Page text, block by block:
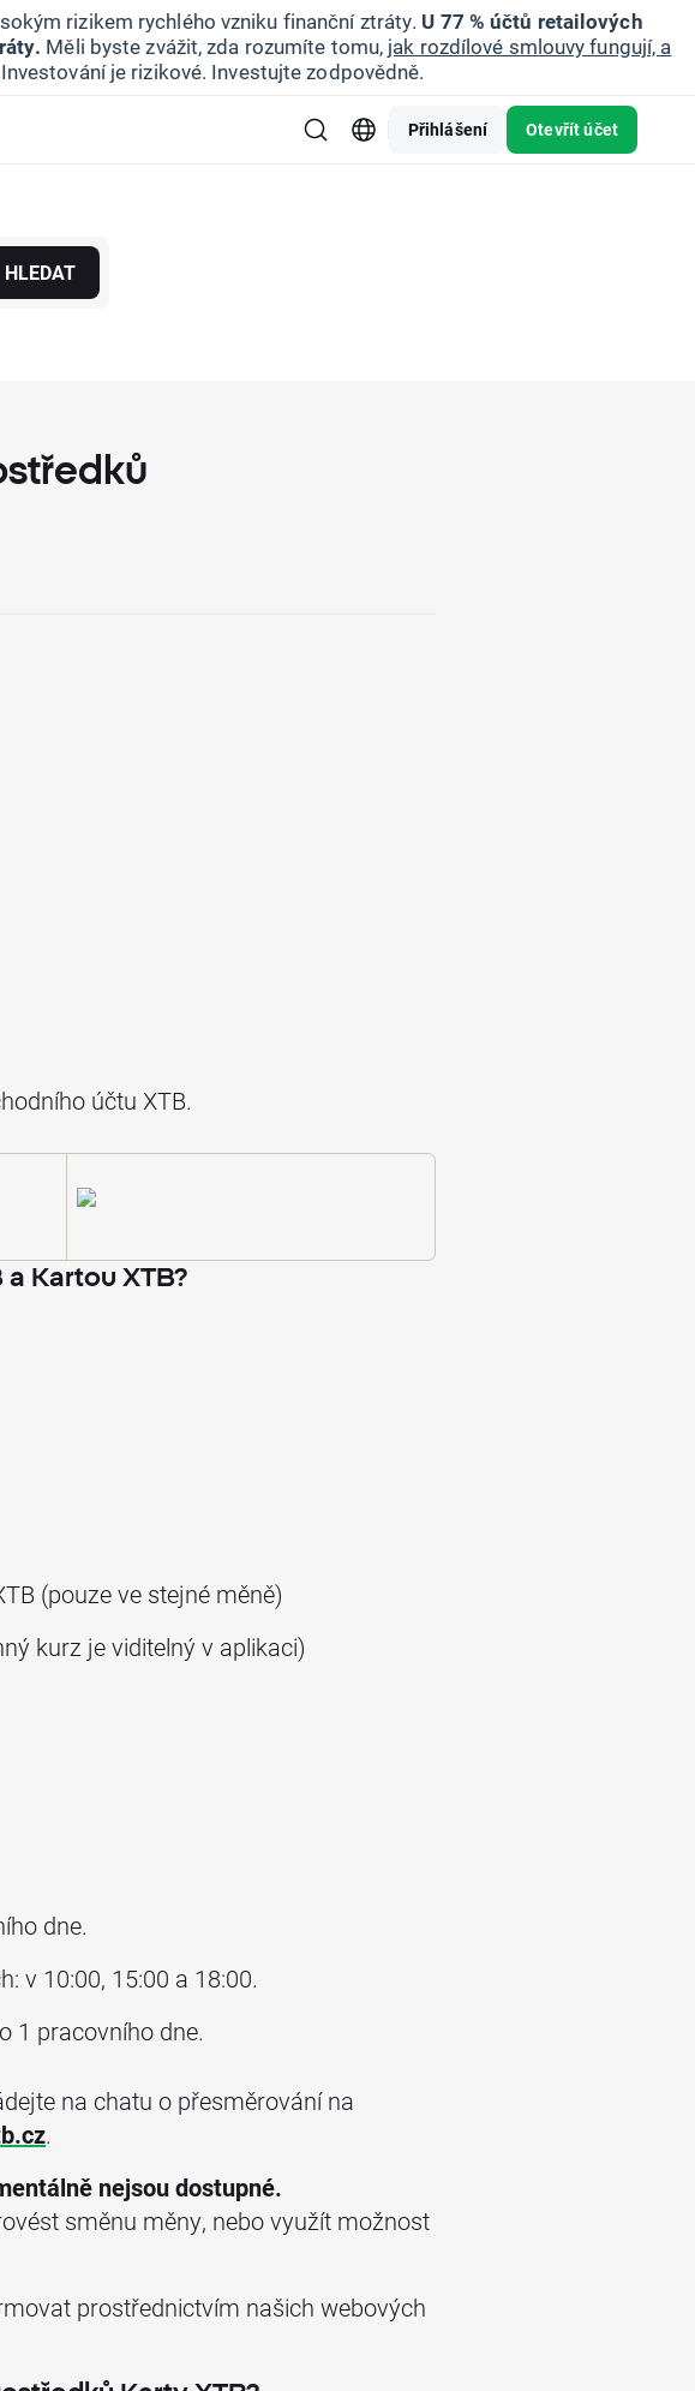
rizikem rychlého vzniku finanční ztráty. U 77 % účtů retailových
Měli byste zvážit, zda rozumíte tomu, jak rozdílové smlouvy fungují, a
Investování je rizikové. Investujte zodpovědně.
Přihlášení Otevřít účet
HLEDAT
účtu XTB.
Kartou XTB?
(pouze ve stejné měně)
kurz je viditelný v aplikaci)
dne.
v 10:00, 15:00 a 18:00.
1 pracovního dne.
na chatu o přesměrování na
.
nejsou dostupné.
směnu měny, nebo využít možnost
prostřednictvím našich webových